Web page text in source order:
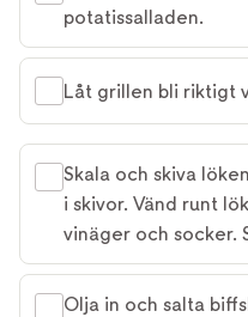
potatissalladen.
Låt grillen bli riktigt
Skala och skiva
i skivor. Vänd runt
vinäger och socker.
Olja in och salta